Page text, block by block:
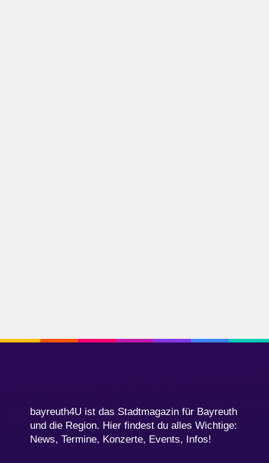
bayreuth4U ist das Stadtmagazin für Bayreuth
und die Region. Hier findest du alles Wichtige:
News, Termine, Konzerte, Events, Infos!